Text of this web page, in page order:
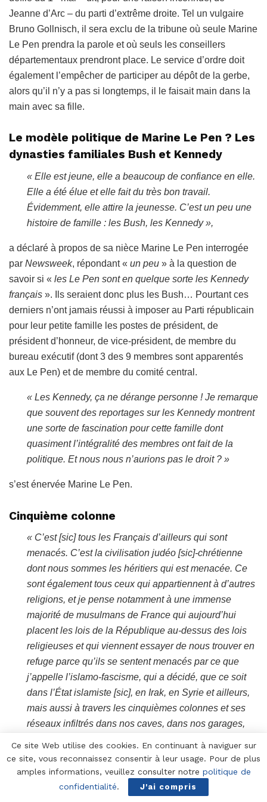
Jeanne d’Arc – du parti d’extrême droite. Tel un vulgaire
Bruno Gollnisch, il sera exclu de la tribune où seule Marine
Le Pen prendra la parole et où seuls les conseillers
départementaux prendront place. Le service d’ordre doit
également l’empêcher de participer au dépôt de la gerbe,
alors qu’il n’y a pas si longtemps, il le faisait main dans la
main avec sa fille.
Le modèle politique de Marine Le Pen ? Les
dynasties familiales Bush et Kennedy
« Elle est jeune, elle a beaucoup de confiance en elle.
Elle a été élue et elle fait du très bon travail.
Évidemment, elle attire la jeunesse. C’est un peu une
histoire de famille : les Bush, les Kennedy »,
a déclaré à propos de sa nièce Marine Le Pen interrogée
par Newsweek, répondant « un peu » à la question de
savoir si « les Le Pen sont en quelque sorte les Kennedy
français ». Ils seraient donc plus les Bush… Pourtant ces
derniers n’ont jamais réussi à imposer au Parti républicain
pour leur petite famille les postes de président, de
président d’honneur, de vice-président, de membre du
bureau exécutif (dont 3 des 9 membres sont apparentés
aux Le Pen) et de membre du comité central.
« Les Kennedy, ça ne dérange personne ! Je remarque
que souvent des reportages sur les Kennedy montrent
une sorte de fascination pour cette famille dont
quasiment l’intégralité des membres ont fait de la
politique. Et nous nous n’aurions pas le droit ? »
s’est énervée Marine Le Pen.
Cinquième colonne
« C’est [sic] tous les Français d’ailleurs qui sont
menacés. C’est la civilisation judéo [sic]-chrétienne
dont nous sommes les héritiers qui est menacée. Ce
sont également tous ceux qui appartiennent à d’autres
religions, et je pense notamment à une immense
majorité de musulmans de France qui aujourd’hui
placent les lois de la République au-dessus des lois
religieuses et qui viennent essayer de nous trouver en
refuge parce qu’ils se sentent menacés par ce que
j’appelle l’islamo-fascisme, qui a décidé, que ce soit
dans l’État islamiste [sic], en Irak, en Syrie et ailleurs,
mais aussi à travers les cinquièmes colonnes et ses
réseaux infiltrés dans nos caves, dans nos garages,
mondiale qui nous est déclarée aujourd’hui, il faut en
être conscient »,
a déclaré le plus fidèle laquais de l’État criminel d’Israël,
Ce site Web utilise des cookies. En continuant à naviguer sur
ce site, vous reconnaissez consentir à leur usage. Pour de plus
amples informations, veuillez consulter notre politique de
confidentialité. J'ai compris